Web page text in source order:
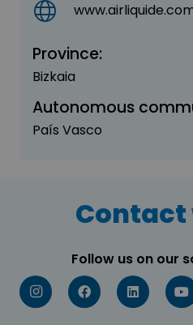
Province:
Bizkaia
Autonomous
País Vasco
Follow us on our